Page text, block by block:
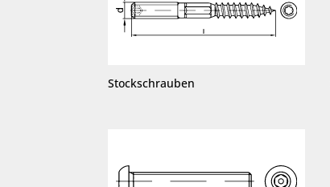
Stockschrauben